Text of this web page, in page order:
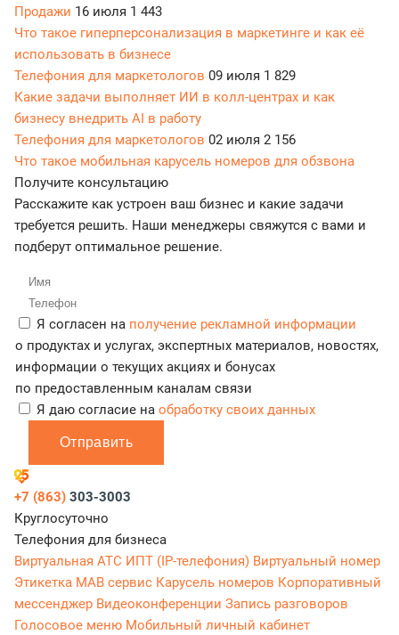
Продажи 16 июля 1 443
Что такое гиперперсонализация в маркетинге и как её
использовать в бизнесе
Телефония для маркетологов 09 июля 1 829
Какие задачи выполняет ИИ в колл-центрах и как
бизнесу внедрить AI в работу
Телефония для маркетологов 02 июля 2 156
Что такое мобильная карусель номеров для обзвона
Получите консультацию
Расскажите как устроен ваш бизнес и какие задачи
требуется решить. Наши менеджеры свяжутся с вами и
подберут оптимальное решение.
Я согласен на получение рекламной информации
о продуктах и услугах, экспертных материалов, новостях,
информации о текущих акциях и бонусах
по предоставленным каналам связи
Я даю согласие на обработку своих данных
Отправить
+7 (863) 303-3003
Круглосуточно
Телефония для бизнеса
Виртуальная АТС ИПТ (IP-телефония) Виртуальный номер
Этикетка МАВ сервис Карусель номеров Корпоративный
мессенджер Видеоконференции Запись разговоров
Голосовое меню Мобильный личный кабинет